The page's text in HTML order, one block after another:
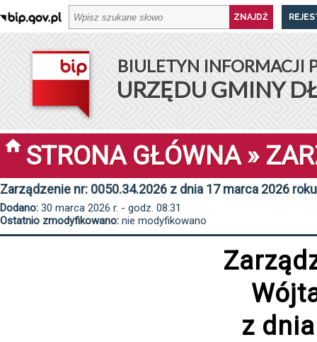
BIULETYN INFORMACJI
URZĘDU GMINY
STRONA GŁÓWNA»
Zarządzenie nr: 0050.34.2026 z dnia 17 marca 2026 roku
Dodano: 30 marca 2026 r. - godz. 08:31
Ostatnio zmodyfikowano: nie modyfikowano
z